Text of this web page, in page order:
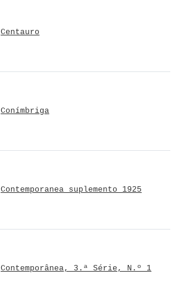
Centauro
Conímbriga
Contemporanea suplemento 1925
Contemporânea, 3.ª Série, N.º 1